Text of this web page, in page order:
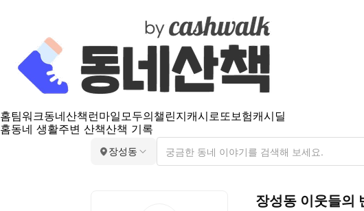
홈팀워크동네산책 런마일모두의챌린지캐시로또보험캐시딜
홈동네 생활주변 산책산책 기록
장성동
장성동 이웃들의